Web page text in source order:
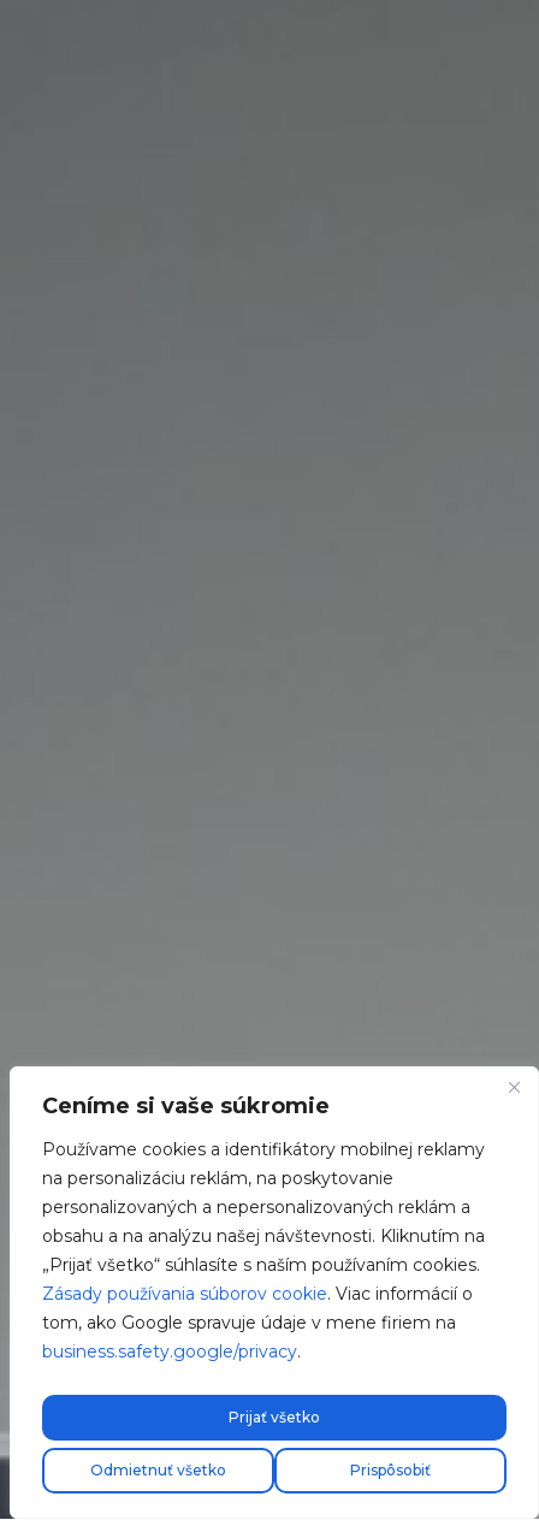
Ceníme si vaše súkromie
Používame cookies a identifikátory mobilnej reklamy
na personalizáciu reklám, na poskytovanie
personalizovaných a nepersonalizovaných reklám a
obsahu a na analýzu našej návštevnosti. Kliknutím na
„Prijať všetko“ súhlasíte s naším používaním cookies.
Zásady používania súborov cookie. Viac informácií o
tom, ako Google spravuje údaje v mene firiem na
business.safety.google/privacy.
Prispôsobiť
Odmietnuť všetko
Prijať všetko